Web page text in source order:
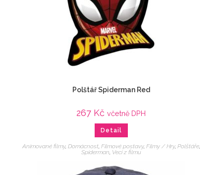
Polštář Spiderman Red
267 Kč včetně DPH
Detail
Animované filmy, Domácnost, Filmové postavy, Filmy / Hry, Polštáře,
Spiderman, Veci z filmu